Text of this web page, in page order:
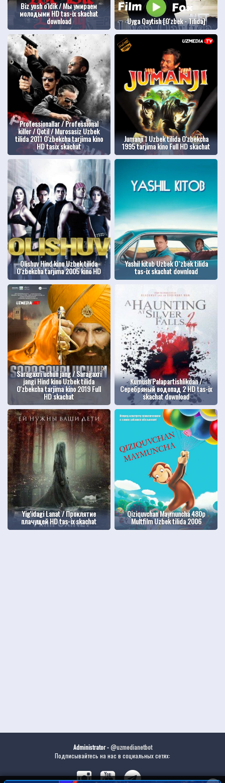
Biz yosh o'ldik / Мы умираем
молодыми HD tas-ix skachat
download Uyga Qaytish [O'zbek - Tilida]
Professionallar / Professional
killer / Qotil / Murosasiz Uzbek
tilida 2011 O'zbekcha tarjima kino
HD tasix skachat
Jumanji 1 Uzbek tilida O'zbekcha
1995 tarjima kino Full HD skachat
Olishuv Hind kino Uzbek tilida
O'zbekcha tarjima 2005 kino HD
Yashil kitob Uzbek O`zbek tilida
tas-ix skachat download
Saragaxri uchun jang / Saragaxri
jangi Hind kino Uzbek tilida
O'zbekcha tarjima kino 2019 Full
HD skachat
Kumush Palapartishlikdan /
Серебряный водопад 2 HD tas-ix
skachat download
Yig'idagi Lanat / Проклятие
плачущей HD tas-ix skachat
Qiziquvchan Maymuncha 480p
Multfilm Uzbek tilida 2006
Administrator -@uzmedianetbot
Подписывайтесь на нас в социальных сетях: